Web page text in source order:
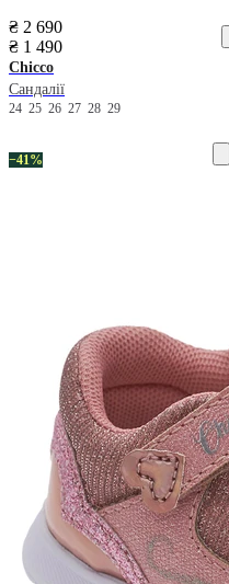
₴ 2 690
₴ 1 490
Chicco
Сандалії
24 25 26 27 28 29
−41%